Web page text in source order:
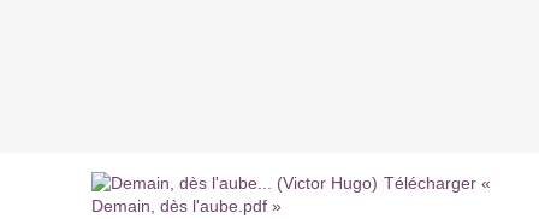
Télécharger «
Demain, dès l'aube.pdf »